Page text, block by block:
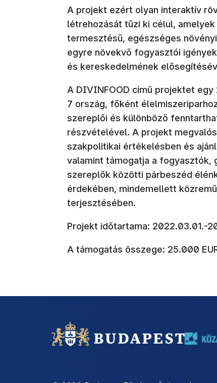
A projekt ezért olyan interaktív
létrehozását tűzi ki célul,
termesztésű, egészséges
egyre növekvő fogyasztói
és kereskedelmének
A DIVINFOOD című projektet
7 ország, főként
szereplői és különböző
részvételével. A projekt
szakpolitikai értékelésben és
valamint támogatja a fogyasztók,
szereplők közötti párbeszéd
érdekében, mindemellett
terjesztésében.
Projekt időtartama: 2022.03.01.-
A támogatás összege: 25.000